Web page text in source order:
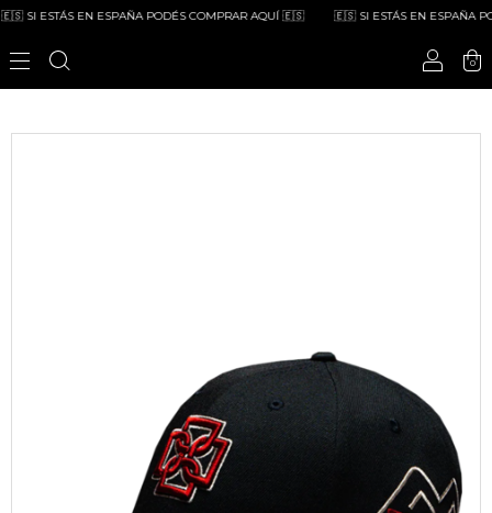
ESTÁS EN ESPAÑA PODÉS COMPRAR AQUÍ 🇪🇸 🇪🇸 SI ESTÁS EN ESPAÑA
0